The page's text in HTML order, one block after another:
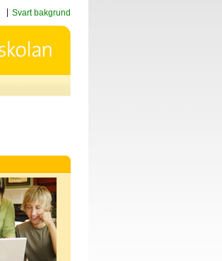
Svart bakgrund